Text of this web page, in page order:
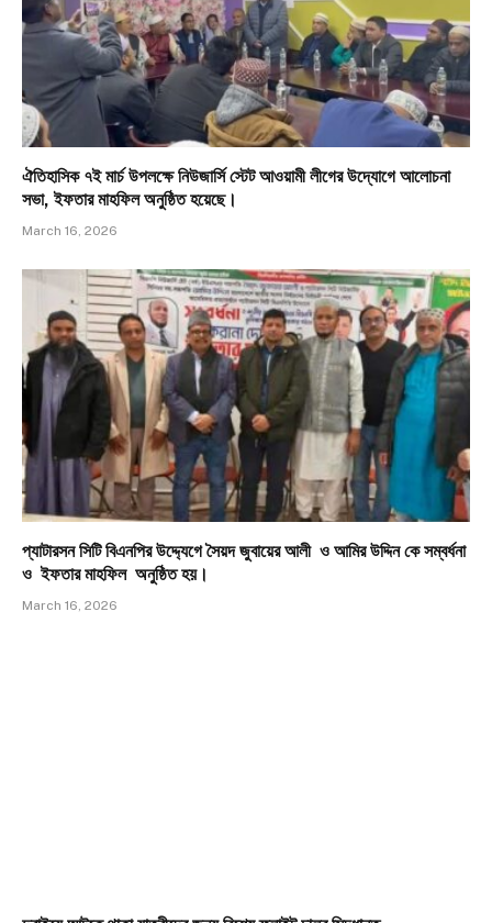
ঐতিহাসিক ৭ই মার্চ উপলক্ষে নিউজার্সি স্টেট আওয়ামী লীগের উদ্যোগে আলোচনা
সভা, ইফতার মাহফিল অনুষ্ঠিত হয়েছে।
March 16, 2026
প্যাটারসন সিটি বিএনপির উদ্দ্যেগে সৈয়দ জুবায়ের আলী ও আমির উদ্দিন কে সম্বর্ধনা
ও ইফতার মাহফিল অনুষ্ঠিত হয়।
March 16, 2026